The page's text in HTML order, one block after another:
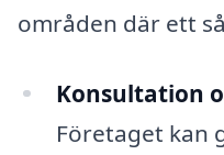
områden där ett
Konsultation
Företaget kan